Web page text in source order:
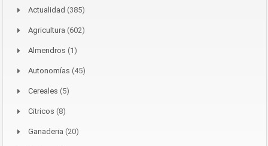
Actualidad (385)
Agricultura (602)
Almendros (1)
Autonomías (45)
Cereales (5)
Citricos (8)
Ganaderia (20)